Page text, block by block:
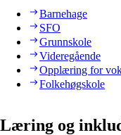
Barnehage
SFO
Grunnskole
Videregående
Opplæring for
Folkehøgskole
Læring og